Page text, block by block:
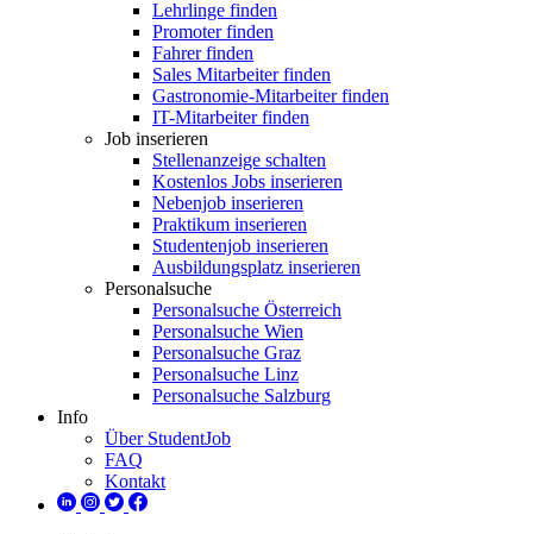
Lehrlinge finden
Promoter finden
Fahrer finden
Sales Mitarbeiter finden
Gastronomie-Mitarbeiter finden
IT-Mitarbeiter finden
Job inserieren
Stellenanzeige schalten
Kostenlos Jobs inserieren
Nebenjob inserieren
Praktikum inserieren
Studentenjob inserieren
Ausbildungsplatz inserieren
Personalsuche
Personalsuche Österreich
Personalsuche Wien
Personalsuche Graz
Personalsuche Linz
Personalsuche Salzburg
Info
Über StudentJob
FAQ
Kontakt